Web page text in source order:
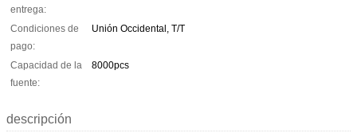
entrega:
Condiciones de
pago:
Unión Occidental, T/T
Capacidad de la
fuente:
8000pcs
descripción